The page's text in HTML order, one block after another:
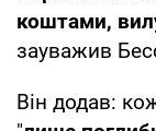
коштами,
зауважив
Він додав: